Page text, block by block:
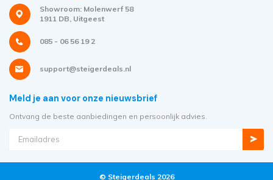
Showroom: Molenwerf 58
1911 DB, Uitgeest
085 - 06 56 19 2
support@steigerdeals.nl
Meld je aan voor onze nieuwsbrief
Ontvang de beste aanbiedingen en persoonlijk advies.
© Steigerdeals 2026